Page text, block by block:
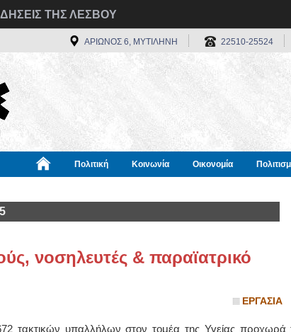
ΤΗΣ ΛΕΣΒΟΥ
ΑΡΙΩΝΟΣ 6, ΜΥΤΙΛΗΝΗ 22510-25524
Πολιτική Κοινωνία Οικονομία
νοσηλευτές & παραϊατρικό
ΕΡΓΑΣΙΑ
τακτικών υπαλλήλων στον τομέα της Υγείας προχωρά